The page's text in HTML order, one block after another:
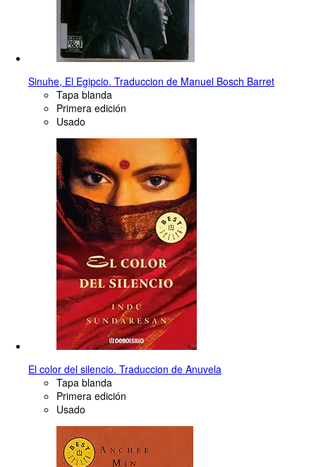
Sinuhe, El Egipcio. Traduccion de Manuel Bosch Barret
Tapa blanda
Primera edición
Usado
El color del silencio. Traduccion de Anuvela
Tapa blanda
Primera edición
Usado